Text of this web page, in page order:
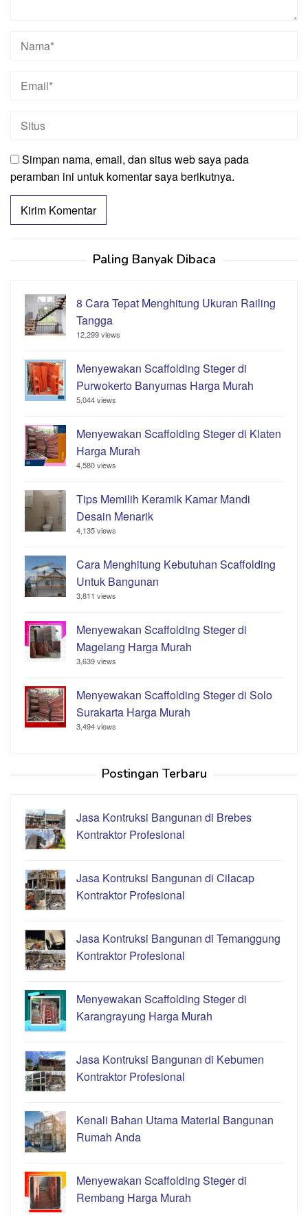
Simpan nama, email, dan situs web saya pada
peramban ini untuk komentar saya berikutnya.
Paling Banyak Dibaca
8 Cara Tepat Menghitung Ukuran Railing
Tangga
12,299 views
Menyewakan Scaffolding Steger di
Purwokerto Banyumas Harga Murah
5,044 views
Menyewakan Scaffolding Steger di Klaten
Harga Murah
4,580 views
Tips Memilih Keramik Kamar Mandi
Desain Menarik
4,135 views
Cara Menghitung Kebutuhan Scaffolding
Untuk Bangunan
3,811 views
Menyewakan Scaffolding Steger di
Magelang Harga Murah
3,639 views
Menyewakan Scaffolding Steger di Solo
Surakarta Harga Murah
3,494 views
Postingan Terbaru
Jasa Kontruksi Bangunan di Brebes
Kontraktor Profesional
Jasa Kontruksi Bangunan di Cilacap
Kontraktor Profesional
Jasa Kontruksi Bangunan di Temanggung
Kontraktor Profesional
Menyewakan Scaffolding Steger di
Karangrayung Harga Murah
Jasa Kontruksi Bangunan di Kebumen
Kontraktor Profesional
Kenali Bahan Utama Material Bangunan
Rumah Anda
Menyewakan Scaffolding Steger di
Rembang Harga Murah